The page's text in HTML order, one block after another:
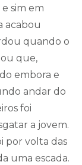
sim em
acabou
quando o
que,
embora e
andar do
foi
a jovem.
por volta das
uma escada.